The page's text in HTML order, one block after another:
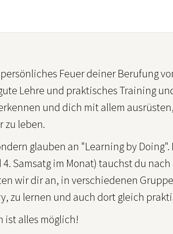
Feuer deiner Berufung
Lehre und praktisches Training
und dich mit allem
zu leben.
glauben an "Learning by Doing".
Samsatg im Monat) tauchst du
wir dir an, in verschiedenen
zu lernen und auch dort gleich
ist alles möglich!